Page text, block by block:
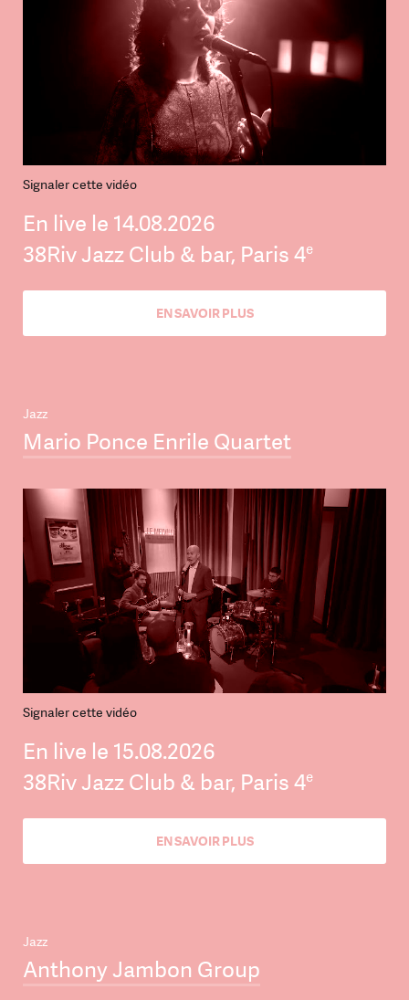
Signaler cette vidéo
En live le 14.08.2026
38Riv Jazz Club & bar, Paris 4e
EN SAVOIR PLUS
Jazz
Mario Ponce Enrile Quartet
Signaler cette vidéo
En live le 15.08.2026
38Riv Jazz Club & bar, Paris 4e
EN SAVOIR PLUS
Jazz
Anthony Jambon Group